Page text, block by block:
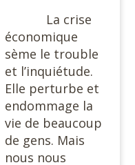
La crise
économique
sème le trouble
et l’inquiétude.
Elle perturbe et
endommage la
vie de beaucoup
de gens. Mais
nous nous